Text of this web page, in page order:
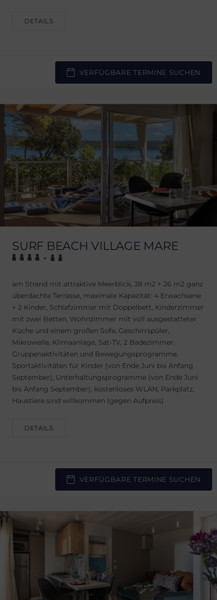
DETAILS
VERFÜGBARE TERMINE SUCHEN
SURF BEACH VILLAGE MARE
+
am Strand mit attraktive Meerblick, 38 m2 + 26 m2 ganz
überdachte Terrasse, maximale Kapazität: 4 Erwachsene
+ 2 Kinder, Schlafzimmer mit Doppelbett, Kinderzimmer
mit zwei Betten, Wohnzimmer mit voll ausgestatteter
Küche und einem großen Sofa, Geschirrspüler,
Mikrowelle, Klimaanlage, Sat-TV, 2 Badezimmer,
Gruppenaktivitäten und Bewegungsprogramme,
Sportaktivitäten für Kinder (von Ende Juni bis Anfang
September), Unterhaltungsprogramme (von Ende Juni
bis Anfang September), kostenloses WLAN, Parkplatz,
Haustiere sind willkommen (gegen Aufpreis)
DETAILS
VERFÜGBARE TERMINE SUCHEN